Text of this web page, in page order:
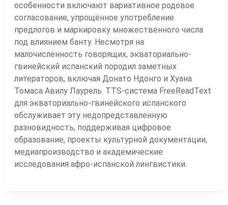
особенности включают вариативное родовое
согласование, упрощённое употребление
предлогов и маркировку множественного числа
под влиянием банту. Несмотря на
малочисленность говорящих, экваториально-
гвинейский испанский породил заметных
литераторов, включая Донато Ндонго и Хуана
Томаса Авилу Лаурель. TTS-система FreeReadText
для экваториально-гвинейского испанского
обслуживает эту недопредставленную
разновидность, поддерживая цифровое
образование, проекты культурной документации,
медиапроизводство и академические
исследования афро-испанской лингвистики.